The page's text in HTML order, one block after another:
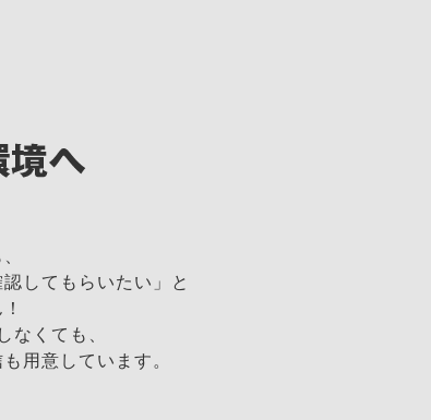
してもらいたい」と
なくても、
用意しています。